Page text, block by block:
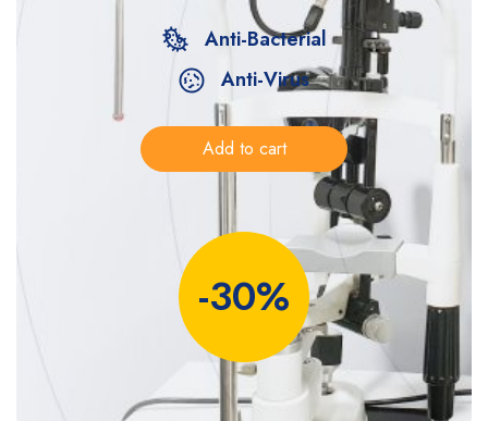
Anti-Bacterial
Anti-Virus
Add to cart
-30%